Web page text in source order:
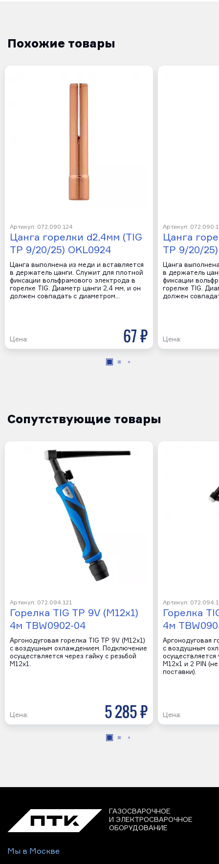
Похожие товары
Артикул: 072.090.124
Цанга горелки d2,4мм (TIG
TP 9/20/25) OKL0924
Цанга выполнена из меди и вставляется
в держатель цанги. Служит для плотной
фиксации вольфрамового электрода в
горелке TIG. Диаметр цанги 2,4 мм, и он
должен совпадать с диаметром…
Цена: 67 р
Артикул:
Цанга
TP 9/20/
Цанга
в держатель
фиксации
горелке TIG.
должен
Цена:
Сопутствующие товары
Артикул: 072.094.121
Горелка TIG TP 9V (M12x1)
4м TBW0902-04
Аргонодуговая горелка TIG TP 9V (M12x1)
с воздушным охлаждением. Подключение
осуществляется через гайку с резьбой
M12х1.
Цена: 5 285 р
Артикул:
Горелка
4м
Аргонодуговая
с воздушным
осуществляется
M12х1 и 2 PIN
поставки).
Цена:
ГАЗОСВАРОЧНОЕ
И ЭЛЕКТРОСВАРОЧНОЕ
ОБОРУДОВАНИЕ
Мы в Москве